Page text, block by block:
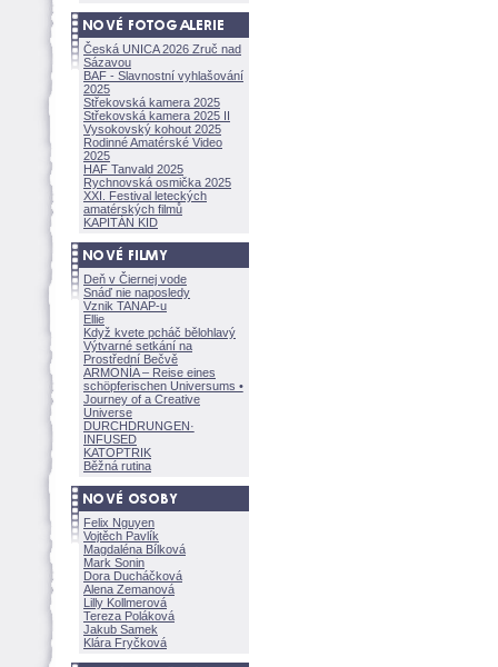
Česká UNICA 2026 Zruč nad
Sázavou
BAF - Slavnostní vyhlašování
2025
Střekovská kamera 2025
Střekovská kamera 2025 II
Vysokovský kohout 2025
Rodinné Amatérské Video
2025
HAF Tanvald 2025
Rychnovská osmička 2025
XXI. Festival leteckých
amatérských filmů
KAPITÁN KID
Deň v Čiernej vode
Snáď nie naposledy
Vznik TANAP-u
Ellie
Když kvete pcháč bělohlavý
Výtvarné setkání na
Prostřední Bečvě
ARMONÍA – Reise eines
schöpferischen Universums •
Journey of a Creative
Universe
DURCHDRUNGEN·
INFUSED
KATOPTRIK
Běžná rutina
Felix Nguyen
Vojtěch Pavlík
Magdaléna Bílkov
Mark Sonin
Dora Ducháčkov
Alena Zemanov
Lilly Kollmerov
Tereza Polákov
Jakub Samek
Klára Fryčkov